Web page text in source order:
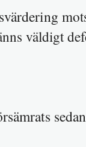
väldigt